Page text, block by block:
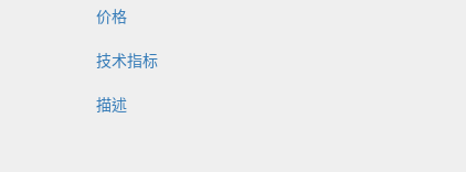
价格
技术指标
描述